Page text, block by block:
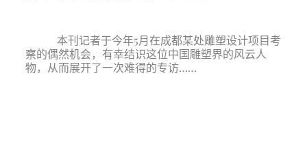
本刊记者于今年5月在成都某处雕塑设计项目考
察的偶然机会，有幸结识这位中国雕塑界的风云人
物，从而展开了一次难得的专访……